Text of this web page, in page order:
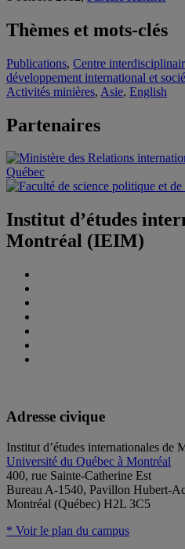
Thèmes et mots-clés
Publications, Centre
développement international et
Activités minières, Asie, English
Partenaires
Institut d’études
Montréal (IEIM)
Adresse civique
Institut d’études internationales de
Université du Québec à Montréal
400, rue Sainte-Catherine Est
Bureau A-1540, Pavillon Hubert-
Montréal (Québec) H2L 3C5
* Voir le plan du campus